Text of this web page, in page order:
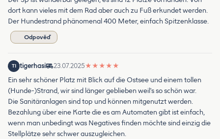
dort kann vieles mit dem Rad aber auch zu Fuß erkundet werden.
Der Hundestrand phänomenal 400 Meter, einfach Spitzenklasse.
Odpověď
TI tigerhasi 23.07.2025★ ★ ★ ★ ★
Ein sehr schöner Platz mit Blick auf die Ostsee und einem tollen
(Hunde-)Strand, wir sind länger geblieben weil's so schön war.
Die Sanitäranlagen sind top und können mitgenutzt werden.
Bezahlung über eine Karte die es am Automaten gibt ist einfach,
wenn man unbedingt was Negatives finden möchte sind einzig die
Stellplätze sehr schwer auszugleichen.